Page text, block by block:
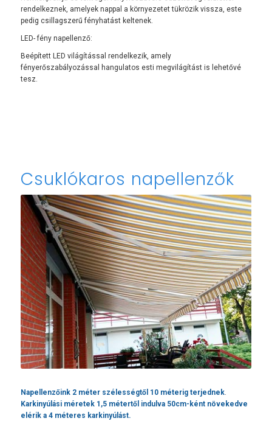
rendelkeznek, amelyek nappal a környezetet tükrözik vissza, este
pedig csillagszerű fényhatást keltenek.
LED- fény napellenző:
Beépített LED világítással rendelkezik, amely
fényerőszabályozással hangulatos esti megvilágítást is lehetővé
tesz.
Csuklókaros napellenzők
Napellenzőink 2 méter szélességtől 10 méterig terjednek.
Karkinyúlási méretek 1,5 métertől indulva 50cm-ként növekedve
elérik a 4 méteres karkinyúlást.